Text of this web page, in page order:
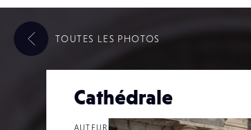
Cathédrale
AUTEUR
TOUTES LES PHOTOS